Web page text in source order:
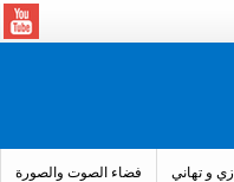
و تهاني فضاء الصوت والصورة